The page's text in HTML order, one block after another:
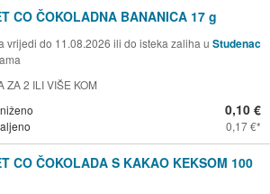
CO ČOKOLADNA BANANICA 17 g
vrijedi do 11.08.2026 ili do isteka zaliha u Studenac
ZA 2 ILI VIŠE KOM
0,10 €
0,17 €
CO ČOKOLADA S KAKAO KEKSOM 100